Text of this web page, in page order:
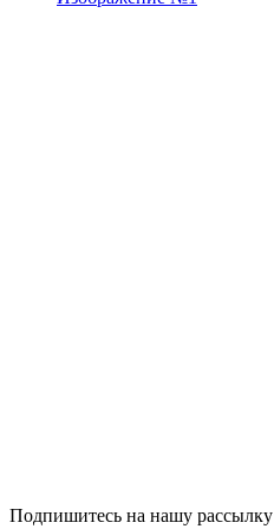
Подпишитесь на нашу рассылку